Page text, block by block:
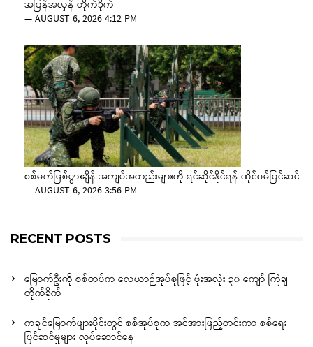
အပြန်အလှန် တိုက်ခိုက်
—AUGUST 6, 2026 4:12 PM
စစ်မက်ဖြစ်ပွားချိန် အကျပ်အတည်းများကို ရင်ဆိုင်နိုင်ရန် ထိုင်ဝမ်ပြင်ဆင်
—AUGUST 6, 2026 3:56 PM
RECENT POSTS
မြောက်ဦးကို စစ်တပ်က လေယာဉ်အုပ်စုဖြင့် ဗုံးအလုံး ၃၀ ကျော် ကြဲချ
တိုက်ခိုက်
ကချင်မြောက်ဖျားပိုင်းတွင် စစ်အုပ်စုက အင်အားဖြည့်တင်းကာ စစ်ရေး
ပြင်ဆင်မှုများ လုပ်ဆောင်နေ